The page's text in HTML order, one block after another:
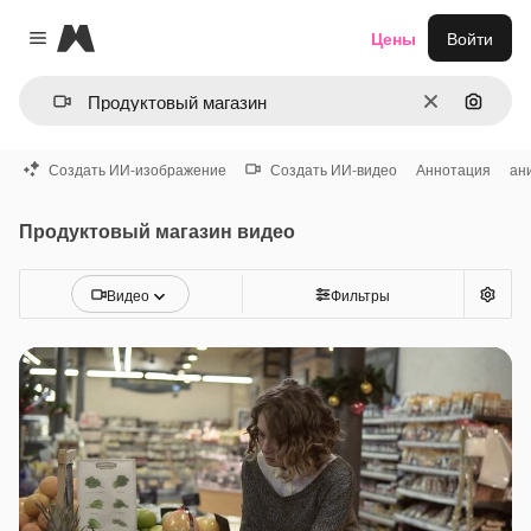
Close menu
Magnific
ОчиститьПоиск
Цены Войти
Создать ИИ-изображение Создать ИИ-видео Аннотация
Продуктовый магазин видео
Видео Фильтры